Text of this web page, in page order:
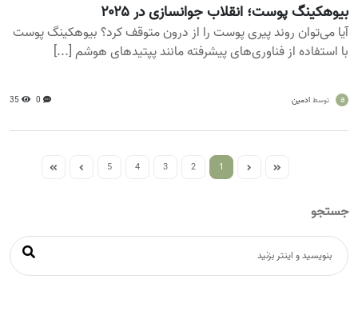
بیوهکینگ پوست؛ انقلاب جوانسازی در ۲۰۲۵
آیا می‌توان روند پیری پوست را از درون متوقف کرد؟ بیوهکینگ پوست
با استفاده از فناوری‌های پیشرفته مانند پپتیدهای هوشم [...]
a توسط ادمین 0
35
1
2
3
4
5
جستجو